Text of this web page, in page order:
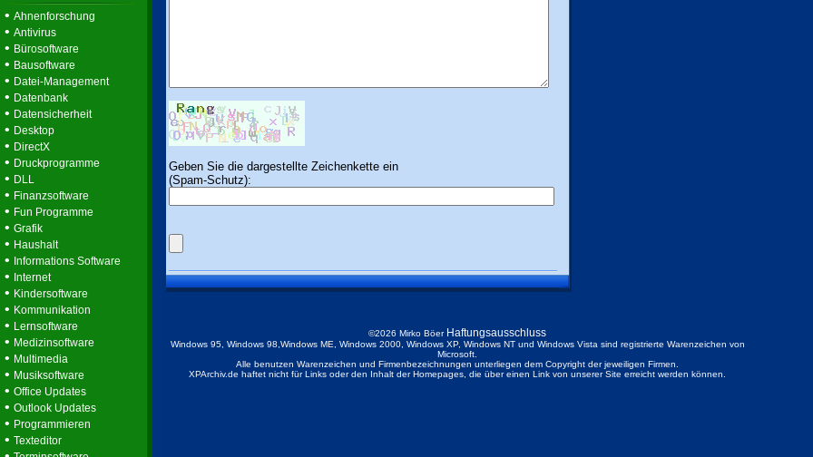
• Ahnenforschung
• Antivirus
• Bürosoftware
• Bausoftware
• Datei-Management
• Datenbank
• Datensicherheit
• Desktop
• DirectX
• Druckprogramme
• DLL
• Finanzsoftware
• Fun Programme
• Grafik
• Haushalt
• Informations Software
• Internet
• Kindersoftware
• Kommunikation
• Lernsoftware
• Medizinsoftware
• Multimedia
• Musiksoftware
• Office Updates
• Outlook Updates
• Programmieren
• Texteditor
Geben Sie die dargestellte Zeichenkette ein
(Spam-Schutz):
©2026 Mirko Böer Haftungsausschluss
Windows 95, Windows 98,Windows ME, Windows 2000, Windows XP, Windows NT und Windows Vista sind registrierte Warenzeichen von
Microsoft.
Alle benutzen Warenzeichen und Firmenbezeichnungen unterliegen dem Copyright der jeweiligen Firmen.
XPArchiv.de haftet nicht für Links oder den Inhalt der Homepages, die über einen Link von unserer Site erreicht werden können.